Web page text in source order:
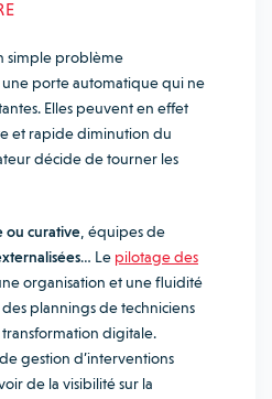
simple problème
une porte automatique qui ne
Elles peuvent en effet
et rapide diminution du
décide de tourner les
ou curative , équipes de
… Le pilotage des
organisation et une fluidité
des plannings de techniciens
digitale.
gestion d’interventions
de la visibilité sur la